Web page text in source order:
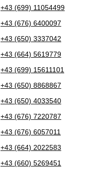
+43 (699) 11054499
+43 (676) 6400097
+43 (650) 3337042
+43 (664) 5619779
+43 (699) 15611101
+43 (650) 8868867
+43 (650) 4033540
+43 (676) 7220787
+43 (676) 6057011
+43 (664) 2022583
+43 (660) 5269451